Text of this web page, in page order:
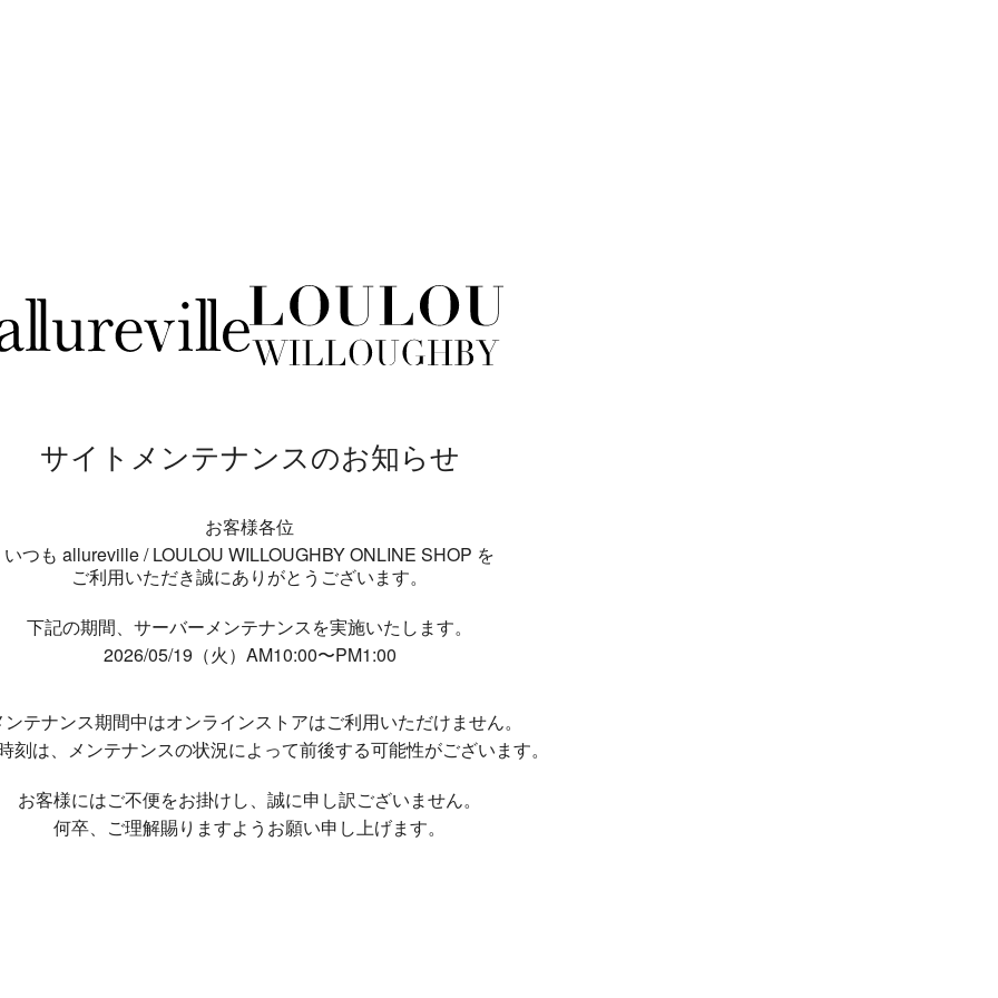
サイトメンテナンスのお知らせ
お客様各位
いつも allureville / LOULOU WILLOUGHBY ONLINE SHOP を
ご利用いただき誠にありがとうございます。
下記の期間、サーバーメンテナンスを実施いたします。
2026/05/19（火）AM10:00〜PM1:00
ンテナンス期間中はオンラインストアはご利用いただけません。
刻は、メンテナンスの状況によって前後する可能性がございます。
お客様にはご不便をお掛けし、 誠に申し訳ございません。
何卒、ご理解賜りますようお願い申し上げます。